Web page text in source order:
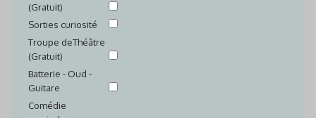
(Gratuit)
Sorties curiosité
Troupe deThéâtre
(Gratuit)
Batterie - Oud -
Guitare
Comédie